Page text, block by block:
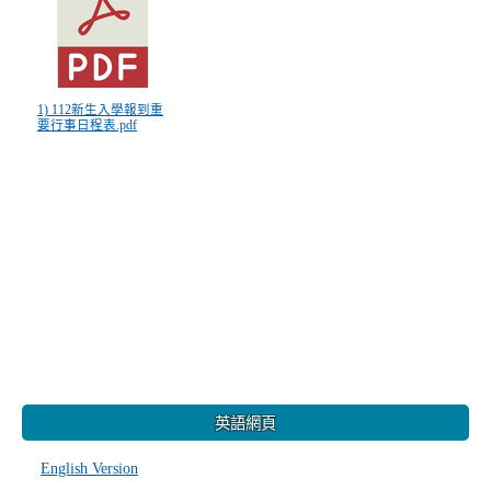
1) 112新生入學報到重
要行事日程表.pdf
英語網頁
English Version